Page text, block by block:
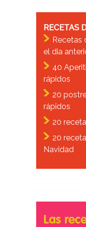
RECETAS
Recetas
el dia
40
rápidos
20
rápidos
20
20
Navidad
Las